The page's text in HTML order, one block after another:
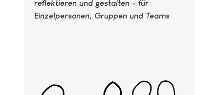
reflektieren und gestalten - für
Einzelpersonen, Gruppen und Teams